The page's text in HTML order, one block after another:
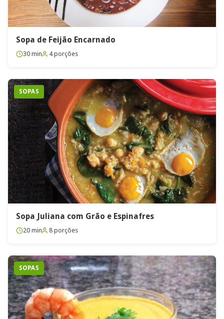
Sopa de Feijão Encarnado
30 min 4 porções
SOPAS
Sopa Juliana com Grão e Espinafres
20 min 8 porções
SOPAS